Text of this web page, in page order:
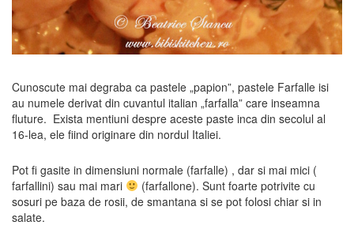
Cunoscute mai degraba ca pastele „papion”, pastele Farfalle isi
au numele derivat din cuvantul italian „farfalla” care inseamna
fluture. Exista mentiuni despre aceste paste inca din secolul al
16-lea, ele fiind originare din nordul Italiei.
Pot fi gasite in dimensiuni normale (farfalle) , dar si mai mici (
farfallini) sau mai mari
(farfallone). Sunt foarte potrivite cu
sosuri pe baza de rosii, de smantana si se pot folosi chiar si in
salate.